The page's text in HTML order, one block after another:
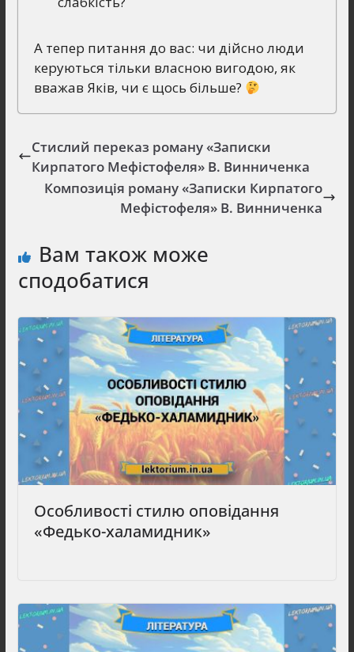
А тепер питання до вас: чи дійсно люди
керуються тільки власною вигодою, як
вважав Яків, чи є щось більше?
Стислий переказ роману «Записки
Кирпатого Мефістофеля» В. Винниченка
Композиція роману «Записки Кирпатого
Мефістофеля» В. Винниченка
Вам також може
сподобатися
Особливості стилю оповідання
«Федько-халамидник»